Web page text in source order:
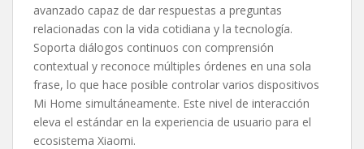
avanzado capaz de dar respuestas a preguntas
relacionadas con la vida cotidiana y la tecnología.
Soporta diálogos continuos con comprensión
contextual y reconoce múltiples órdenes en una sola
frase, lo que hace posible controlar varios dispositivos
Mi Home simultáneamente. Este nivel de interacción
eleva el estándar en la experiencia de usuario para el
ecosistema Xiaomi.